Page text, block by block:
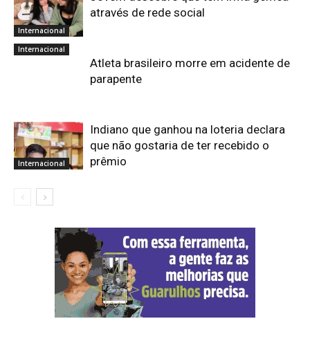
Internacional
através de rede social
Internacional
Atleta brasileiro morre em acidente de
parapente
Internacional
Indiano que ganhou na loteria declara
que não gostaria de ter recebido o
prêmio